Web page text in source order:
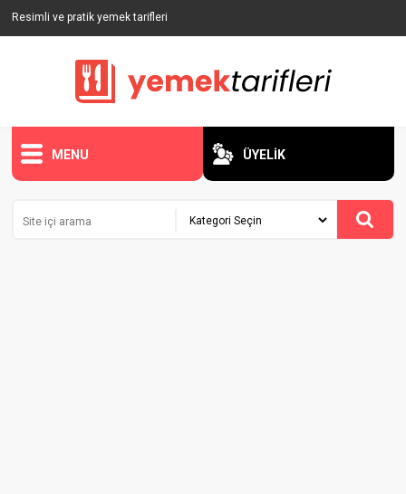
Resimli ve pratik yemek tarifleri
MENU ÜYELİK